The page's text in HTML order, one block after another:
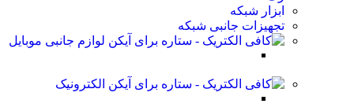
ابزار شبکه
تجهیزات جانبی شبکه
لوازم جانبی موبایل
الکترونیک